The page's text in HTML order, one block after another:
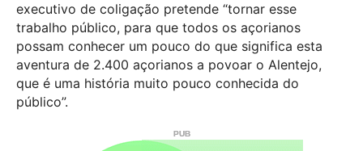
executivo de coligação pretende “tornar esse
trabalho público, para que todos os açorianos
possam conhecer um pouco do que significa esta
aventura de 2.400 açorianos a povoar o Alentejo,
que é uma história muito pouco conhecida do
público”.